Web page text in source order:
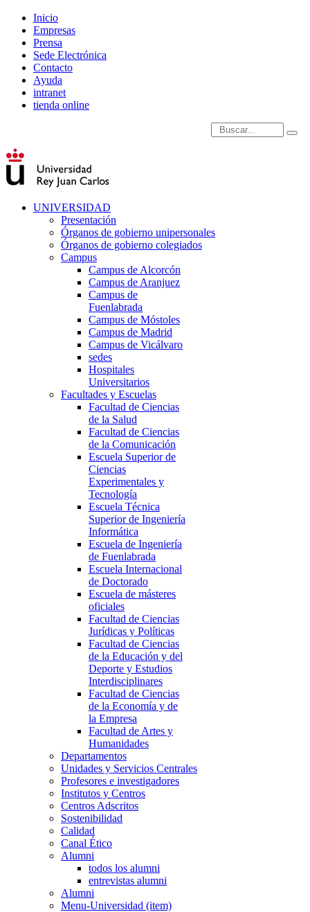
Inicio
Empresas
Prensa
Sede Electrónica
Contacto
Ayuda
intranet
tienda online
Introduce términos de
UNIVERSIDAD
Presentación
Órganos de gobierno unipersonales
Órganos de gobierno colegiados
Campus
Campus de Alcorcón
Campus de Aranjuez
Campus de
Fuenlabrada
Campus de Móstoles
Campus de Madrid
Campus de Vicálvaro
sedes
Hospitales
Universitarios
Facultades y Escuelas
Facultad de Ciencias
de la Salud
Facultad de Ciencias
de la Comunicación
Escuela Superior de
Ciencias
Experimentales y
Tecnología
Escuela Técnica
Superior de Ingeniería
Informática
Escuela de Ingeniería
de Fuenlabrada
Escuela Internacional
de Doctorado
Escuela de másteres
oficiales
Facultad de Ciencias
Jurídicas y Políticas
Facultad de Ciencias
de la Educación y del
Deporte y Estudios
Interdisciplinares
Facultad de Ciencias
de la Economía y de
la Empresa
Facultad de Artes y
Humanidades
Departamentos
Unidades y Servicios Centrales
Profesores e investigadores
Institutos y Centros
Centros Adscritos
Sostenibilidad
Calidad
Canal Ético
Alumni
todos los alumni
entrevistas alumni
Alumni
Menu-Universidad (item)